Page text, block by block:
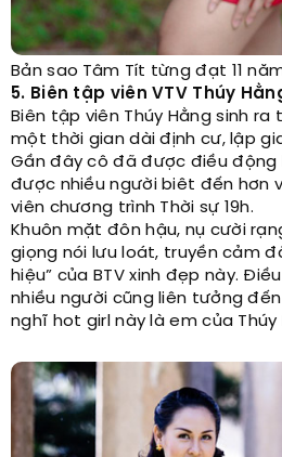
Bản sao Tâm Tít từng đạt 11
5. Biên tập viên VTV Thúy
Biên tập viên Thúy Hằng sinh ra
một thời gian dài định cư, lập
Gần đây cô đã được điều động
được nhiều người biêt đến hơn
viên chương trình Thời sự 19h.
Khuôn mặt đôn hậu, nụ cười
giọng nói lưu loát, truyền cảm
hiệu” của BTV xinh đẹp này.
nhiều người cũng liên tưởng
nghĩ hot girl này là em của Thúy